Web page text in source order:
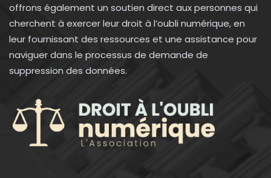
offrons également un soutien direct aux personnes qui
cherchent à exercer leur droit à l’oubli numérique, en
leur fournissant des ressources et une assistance pour
naviguer dans le processus de demande de
suppression des données.